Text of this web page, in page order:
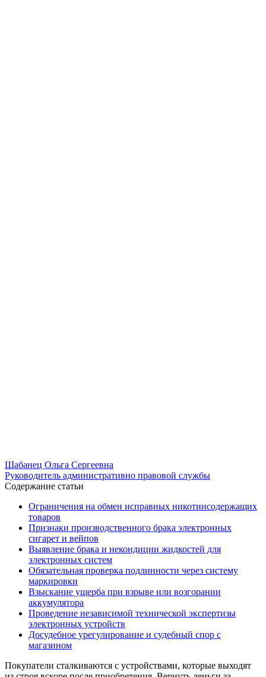
Шабанец Ольга Сергеевна
Руководитель административно правовой службы
Содержание статьи
Ограничения на обмен исправных никотинсодержащих
товаров
Признаки производственного брака электронных
сигарет и вейпов
Выявление брака и некондиции жидкостей для
электронных систем
Обязательная проверка подлинности через систему
маркировки
Взыскание ущерба при взрыве или возгорании
аккумулятора
Проведение независимой технической экспертизы
электронных устройств
Досудебное урегулирование и судебный спор с
магазином
Покупатели сталкиваются с устройствами, которые выходят